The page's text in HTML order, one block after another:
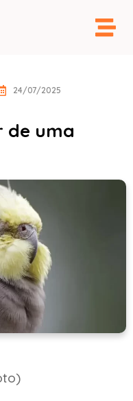
24/07/2025
de uma